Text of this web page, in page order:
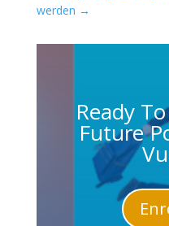
werden →
Ready
Future